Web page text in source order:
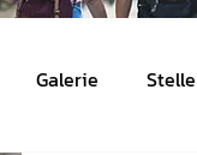
Galerie